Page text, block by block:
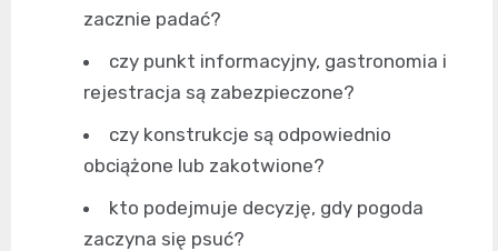
zacznie padać?
czy punkt informacyjny, gastronomia i
rejestracja są zabezpieczone?
czy konstrukcje są odpowiednio
obciążone lub zakotwione?
kto podejmuje decyzję, gdy pogoda
zaczyna się psuć?